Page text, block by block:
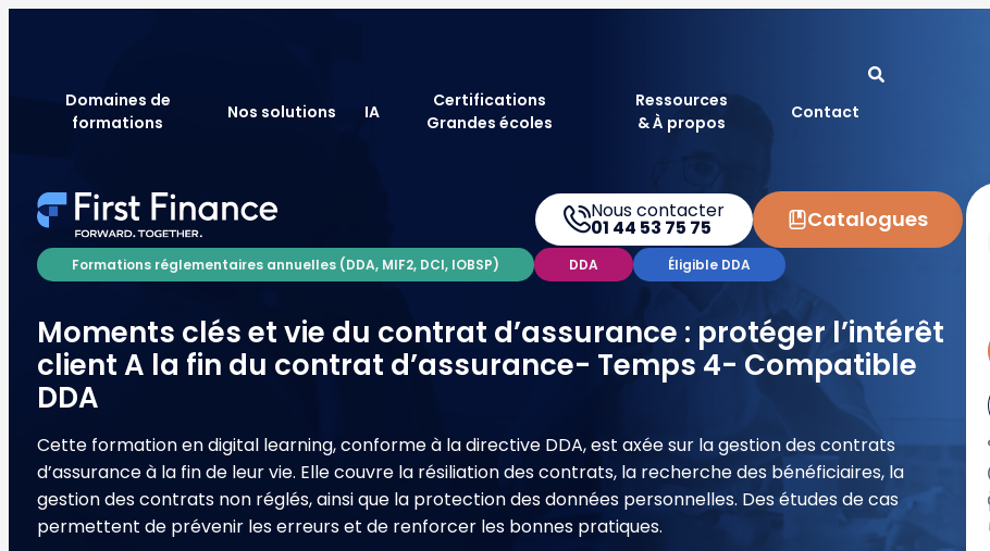
Domaines de
formations
Nos solutions IA
Certifications
Grandes écoles
Ressources
& À propos
Contact
Catalogues
Nous contacter
01 44 53 75 75
Formations réglementaires annuelles (DDA, MIF2, DCI, IOBSP) DDA Éligible DDA
Moments clés et vie du contrat d’assurance : protéger l’intérêt
client A la fin du contrat d’assurance- Temps 4- Compatible
DDA
Cette formation en digital learning, conforme à la directive DDA, est axée sur la gestion des contrats
d’assurance à la fin de leur vie. Elle couvre la résiliation des contrats, la recherche des bénéficiaires, la
gestion des contrats non réglés, ainsi que la protection des données personnelles. Des études de cas
permettent de prévenir les erreurs et de renforcer les bonnes pratiques.